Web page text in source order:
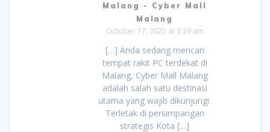
Malang - Cyber Mall
Malang
October 17, 2025 at 3:39 am
[…] Anda sedang mencari
tempat rakit PC terdekat di
Malang, Cyber Mall Malang
adalah salah satu destinasi
utama yang wajib dikunjungi.
Terletak di persimpangan
strategis Kota […]